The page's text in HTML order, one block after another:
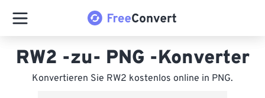
RW2 -zu- PNG -Konverter
Konvertieren Sie RW2 kostenlos online in PNG.